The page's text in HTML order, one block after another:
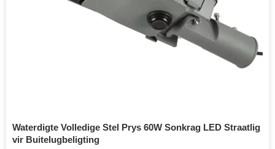
Waterdigte Volledige Stel Prys 60W Sonkrag LED Straatlig
vir Buitelugbeligting